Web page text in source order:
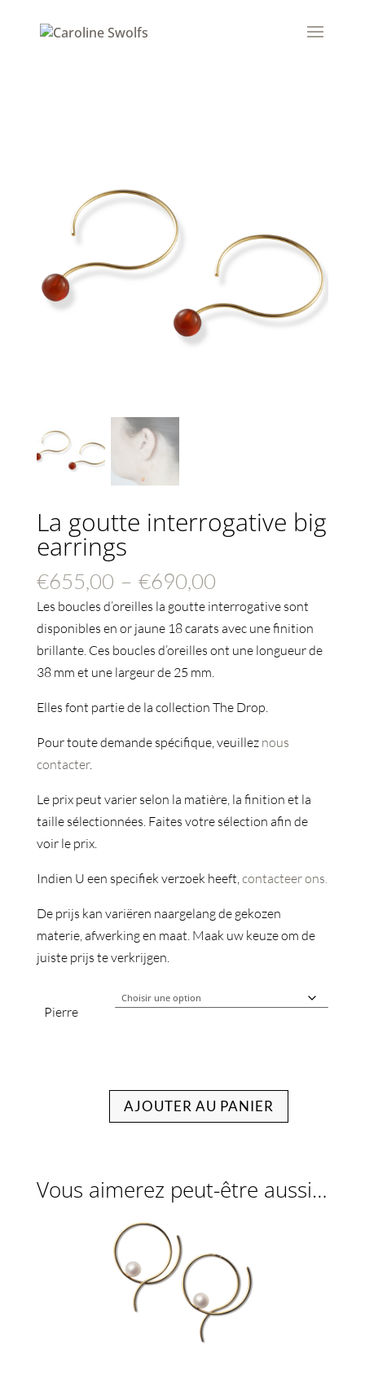
La goutte interrogative big
earrings
€655,00 – €690,00Plage
de
prix :
€655,00
Les boucles d’oreilles la goutte interrogative sont
disponibles en or jaune 18 carats avec une finition
brillante. Ces boucles d’oreilles ont une longueur de
38 mm et une largeur de 25 mm.
Elles font partie de la collection The Drop.
Pour toute demande spécifique, veuillez nous
contacter.
Le prix peut varier selon la matière, la finition et la
taille sélectionnées. Faites votre sélection afin de
voir le prix.
Indien U een specifiek verzoek heeft, contacteer ons.
De prijs kan variëren naargelang de gekozen
materie, afwerking en maat. Maak uw keuze om de
juiste prijs te verkrijgen.
Pierre
AJOUTER AU PANIER
Vous aimerez peut-être aussi…